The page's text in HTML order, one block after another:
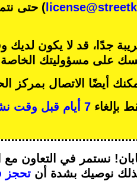
) حتى
جدًا، قد لا يكون
على مسؤوليتك
أيضًا الاتصال بمركز
7 أيام قبل وقت نشاطك
نستمر في التعاون مع
نوصيك بشدة أن